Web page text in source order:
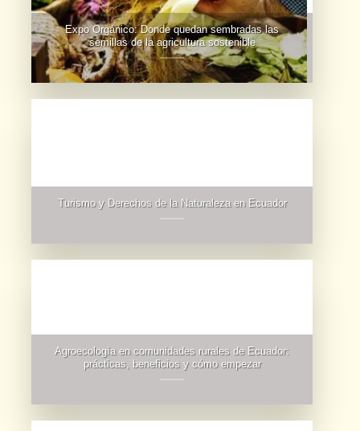
Expo Orgánico: Donde quedan sembradas las
semillas de la agricultura sostenible
Turismo y Derechos de la Naturaleza en Ecuador
Agroecología en comunidades rurales de Ecuador:
prácticas, beneficios y cómo empezar